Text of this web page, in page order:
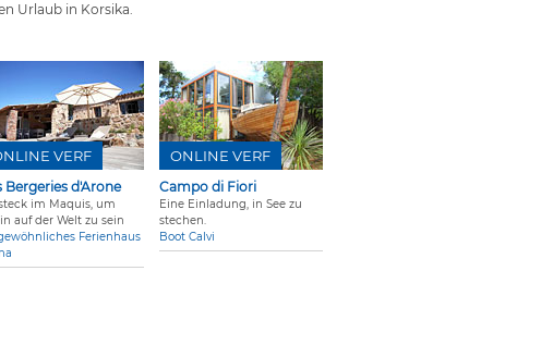
Urlaub in Korsika.
Bergeries d'Arone
im Maquis, um
auf der Welt zu sein
Ferienhaus
VERF
Campo di Fiori
Eine Einladung, in See zu
stechen.
Boot Calvi
ONLINE VERF